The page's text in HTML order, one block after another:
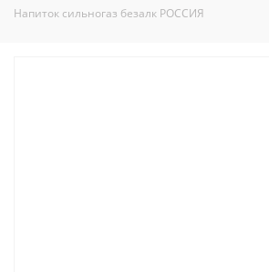
Напиток сильногаз безалк РОССИЯ